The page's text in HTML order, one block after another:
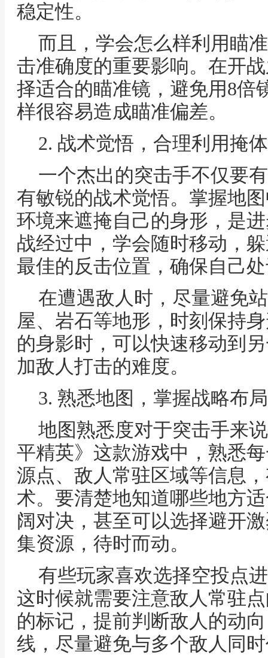
稳定性。
而且，学会怎么样利用瞄
击准确度的重要影响。在开
择适合的瞄准镜，避免用8倍
样很容易造成瞄准偏差。
2. 战术觉悟，合理利用掩体
一个杰出的突击手不仅要
有敏锐的战术觉悟。掌握地
环境来遮掩自己的身形，是
战经过中，学会随时移动，
最佳的反击位置，确保自己
在遭遇敌人时，尽量避免
屋、岩石等地形，时刻保持
的身影时，可以快速移动到
加敌人打击的难度。
3. 熟悉地图，掌握战略布局
地图熟悉度对于突击手来
平精英》这款游戏中，熟悉
源点、敌人常驻区域等信息
术。要清楚地知道哪些地方
阔对决，甚至可以选择避开
集资源，待时而动。
有些玩家喜欢选择空投点
这时候就需要注意敌人常驻
的标记，提前判断敌人的动
线，尽量避免与多个敌人同